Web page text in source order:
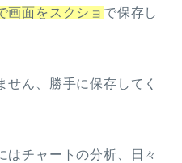
画面をスクショ で保存し
せん、勝手に保存してく
はチャートの分析、日々